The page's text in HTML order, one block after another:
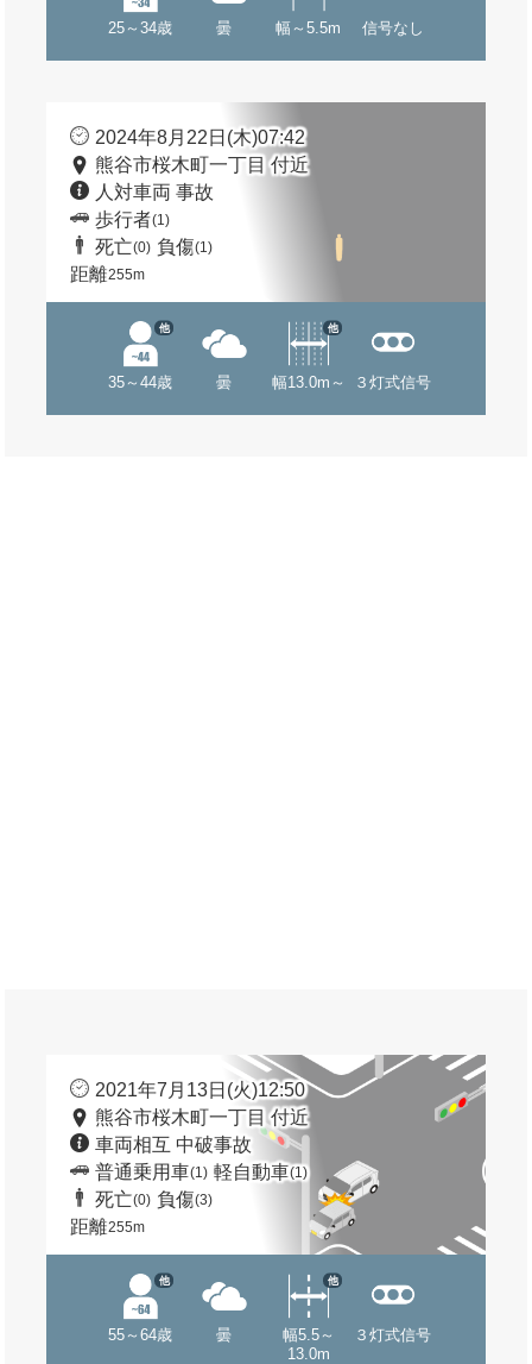
25～34歳 曇 幅～5.5m 信号なし
2024年8月22日(木)07:42
熊谷市桜木町一丁目 付近
人対車両 事故
歩行者(1)
死亡(0) 負傷(1)
距離255m
35～44歳
他
曇 幅13.0m～
他
３灯式信号
2021年7月13日(火)12:50
熊谷市桜木町一丁目 付近
車両相互 中破事故
普通乗用車(1) 軽自動車(1)
死亡(0) 負傷(3)
距離255m
55～64歳
他
曇
幅5.5～
13.0m
他
３灯式信号